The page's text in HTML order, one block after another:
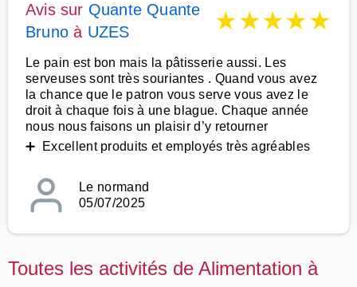
Avis sur Quante Quante
Bruno à UZES ★★★★★
Le pain est bon mais la pâtisserie aussi. Les
serveuses sont très souriantes . Quand vous avez
la chance que le patron vous serve vous avez le
droit à chaque fois à une blague. Chaque année
nous nous faisons un plaisir d’y retourner
➕ Excellent produits et employés très agréables
Le normand
05/07/2025
Toutes les activités de Alimentation à